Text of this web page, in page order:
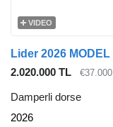
VIDEO
Lider 2026
2.020.000 TL
€37.000
Damperli dorse
2026